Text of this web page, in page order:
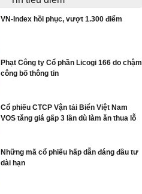
VN-Index hồi phục, vượt 1.300 điểm
Phạt Công ty Cổ phần Licogi 166 do chậm
công bố thông tin
Cổ phiếu CTCP Vận tải Biển Việt Nam
VOS tăng giá gấp 3 lần dù làm ăn thua lỗ
Những mã cổ phiếu hấp dẫn đáng đầu tư
dài hạn